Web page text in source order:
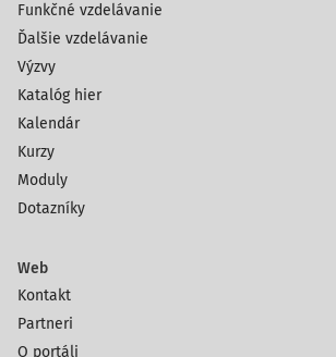
Funkčné vzdelávanie
Ďalšie vzdelávanie
Výzvy
Katalóg hier
Kalendár
Kurzy
Moduly
Dotazníky
Web
Kontakt
Partneri
O portáli